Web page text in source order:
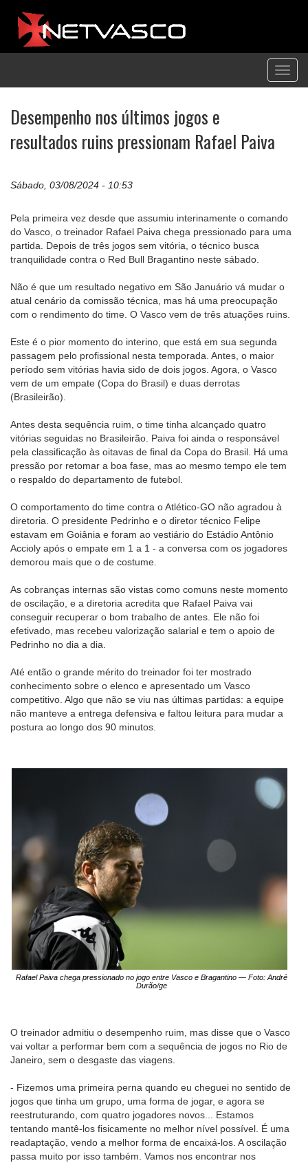
Desempenho nos últimos jogos e
resultados ruins pressionam Rafael Paiva
Sábado, 03/08/2024 - 10:53
Pela primeira vez desde que assumiu interinamente o comando
do Vasco, o treinador Rafael Paiva chega pressionado para uma
partida. Depois de três jogos sem vitória, o técnico busca
tranquilidade contra o Red Bull Bragantino neste sábado.
Não é que um resultado negativo em São Januário vá mudar o
atual cenário da comissão técnica, mas há uma preocupação
com o rendimento do time. O Vasco vem de três atuações ruins.
Este é o pior momento do interino, que está em sua segunda
passagem pelo profissional nesta temporada. Antes, o maior
período sem vitórias havia sido de dois jogos. Agora, o Vasco
vem de um empate (Copa do Brasil) e duas derrotas
(Brasileirão).
Antes desta sequência ruim, o time tinha alcançado quatro
vitórias seguidas no Brasileirão. Paiva foi ainda o responsável
pela classificação às oitavas de final da Copa do Brasil. Há uma
pressão por retomar a boa fase, mas ao mesmo tempo ele tem
o respaldo do departamento de futebol.
O comportamento do time contra o Atlético-GO não agradou à
diretoria. O presidente Pedrinho e o diretor técnico Felipe
estavam em Goiânia e foram ao vestiário do Estádio Antônio
Accioly após o empate em 1 a 1 - a conversa com os jogadores
demorou mais que o de costume.
As cobranças internas são vistas como comuns neste momento
de oscilação, e a diretoria acredita que Rafael Paiva vai
conseguir recuperar o bom trabalho de antes. Ele não foi
efetivado, mas recebeu valorização salarial e tem o apoio de
Pedrinho no dia a dia.
Até então o grande mérito do treinador foi ter mostrado
conhecimento sobre o elenco e apresentado um Vasco
competitivo. Algo que não se viu nas últimas partidas: a equipe
não manteve a entrega defensiva e faltou leitura para mudar a
postura ao longo dos 90 minutos.
Rafael Paiva chega pressionado no jogo entre Vasco e Bragantino — Foto: André
Durão/ge
O treinador admitiu o desempenho ruim, mas disse que o Vasco
vai voltar a performar bem com a sequência de jogos no Rio de
Janeiro, sem o desgaste das viagens.
- Fizemos uma primeira perna quando eu cheguei no sentido de
jogos que tinha um grupo, uma forma de jogar, e agora se
reestruturando, com quatro jogadores novos... Estamos
tentando mantê-los fisicamente no melhor nível possível. É uma
readaptação, vendo a melhor forma de encaixá-los. A oscilação
passa muito por isso também. Vamos nos encontrar nos